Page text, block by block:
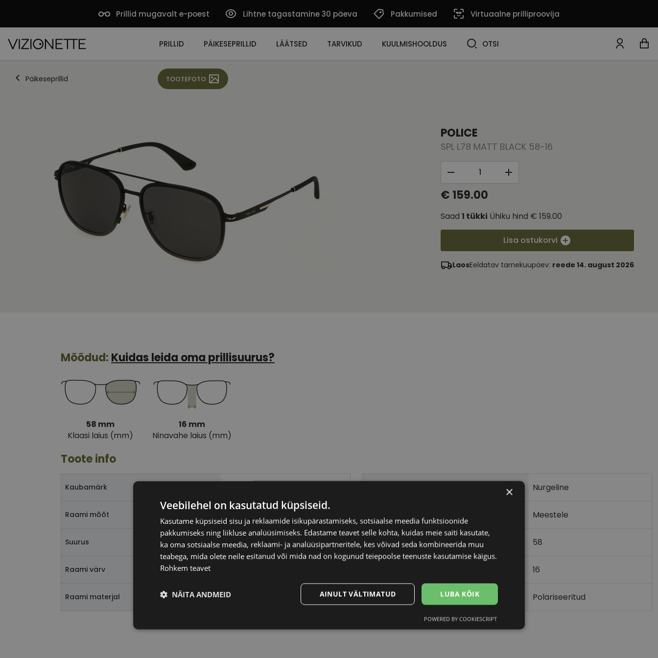
Prillid mugavalt e-poest Lihtne tagastamine 30 päeva Pakkumised Virtuaalne prilliproovija
PRILLID PÄIKESEPRILLID LÄÄTSED TARVIKUD KUULMISHOOLDUS OTSI
Päikeseprillid TOOTEFOTO
POLICE
SPL L78 MATT BLACK 58-16
€ 159.00
Saad 1 tükki Ühiku hind € 159.00
Lisa ostukorvi
LaosEeldatav tarnekuupäev: reede 14. august 2026
Mõõdud: Kuidas leida oma prillisuurus?
58 mm
Klaasi laius (mm)
16 mm
Ninavahe laius (mm)
Toote info
Kaubamärk
Raami mõõt
Suurus L
Raami värv
Raami materjal Metall
Nurgeline
Meestele
Klaasi laius (mm) 58
16
Klaasi pinnakate Polariseeritud
×
Veebilehel on kasutatud küpsiseid.
Kasutame küpsiseid sisu ja reklaamide isikupärastamiseks, sotsiaalse meedia funktsioonide
pakkumiseks ning liikluse analüüsimiseks. Edastame teavet selle kohta, kuidas meie saiti kasutate,
ka oma sotsiaalse meedia, reklaami- ja analüüsipartneritele, kes võivad seda kombineerida muu
teabega, mida olete neile esitanud või mida nad on kogunud teiepoolse teenuste kasutamise käigus.
Rohkem teavet
LUBA KÕIK
AINULT VÄLTIMATUD
NÄITA ANDMEID
Eelistused
POWERED BY COOKIESCRIPT